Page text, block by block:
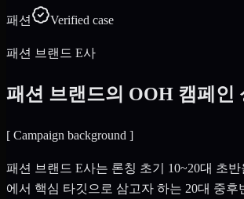
패션 Verified case
패션 브랜드 E사
패션 브랜드의 OOH 캠페인
[ Campaign background ]
패션 브랜드 E사는 론칭 초기 10~20대 초
에서 핵심 타깃으로 삼고자 하는 20대 중